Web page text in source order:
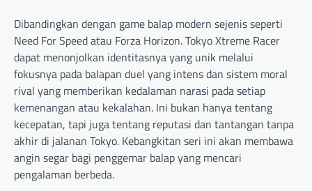
Dibandingkan dengan game balap modern sejenis seperti
Need For Speed atau Forza Horizon. Tokyo Xtreme Racer
dapat menonjolkan identitasnya yang unik melalui
fokusnya pada balapan duel yang intens dan sistem moral
rival yang memberikan kedalaman narasi pada setiap
kemenangan atau kekalahan. Ini bukan hanya tentang
kecepatan, tapi juga tentang reputasi dan tantangan tanpa
akhir di jalanan Tokyo. Kebangkitan seri ini akan membawa
angin segar bagi penggemar balap yang mencari
pengalaman berbeda.